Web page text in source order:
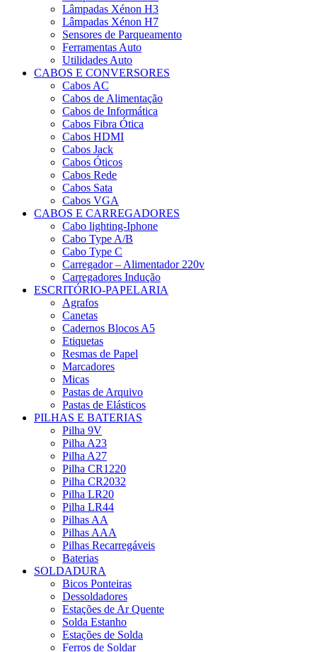
Lâmpadas Xénon H3
Lâmpadas Xénon H7
Sensores de Parqueamento
Ferramentas Auto
Utilidades Auto
CABOS E CONVERSORES
Cabos AC
Cabos de Alimentação
Cabos de Informática
Cabos Fibra Ótica
Cabos HDMI
Cabos Jack
Cabos Óticos
Cabos Rede
Cabos Sata
Cabos VGA
CABOS E CARREGADORES
Cabo lighting-Iphone
Cabo Type A/B
Cabo Type C
Carregador – Alimentador 220v
Carregadores Indução
ESCRITÓRIO-PAPELARIA
Agrafos
Canetas
Cadernos Blocos A5
Etiquetas
Resmas de Papel
Marcadores
Micas
Pastas de Arquivo
Pastas de Elásticos
PILHAS E BATERIAS
Pilha 9V
Pilha A23
Pilha A27
Pilha CR1220
Pilha CR2032
Pilha LR20
Pilha LR44
Pilhas AA
Pilhas AAA
Pilhas Recarregáveis
Baterias
SOLDADURA
Bicos Ponteiras
Dessoldadores
Estações de Ar Quente
Solda Estanho
Estações de Solda
Ferros de Soldar